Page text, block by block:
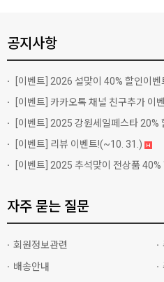
공지사항
[이벤트] 2026 설맞이 40% 할인이벤
[이벤트] 카카오톡 채널 친구추가 이
[이벤트] 2025 강원세일페스타 20%
[이벤트] 리뷰 이벤트!(~10. 31.)
[이벤트] 2025 추석맞이 전상품 40%
자주 묻는 질문
회원정보관련
배송안내